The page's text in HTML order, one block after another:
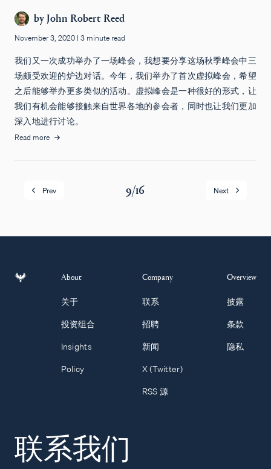
byJohn Robert Reed
November 3, 2020 | 3 minute read
我们又一次成功举办了一场峰会，我想要分享这场秋季峰会中三
场颇受欢迎的炉边对话。今年，我们举办了首次虚拟峰会，希望
之后能够举办更多类似的活动。虚拟峰会是一种很好的形式，让
我们有机会能够接触来自世界各地的参会者，同时也让我们更加
深入地进行讨论。
Read more
Prev 9/16 Next
About
关于
投资组合
Insights
Policy
Company
联系
招聘
新闻
X (Twitter)
RSS 源
Overview
披露
条款
隐私
联系我们